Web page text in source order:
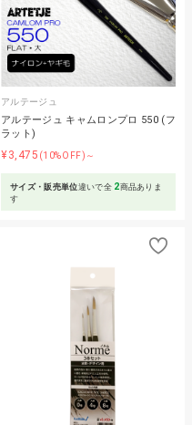
アルテージュ
アルテージュ キャムロンプロ 550 (フ
ラット)
¥3,475 (10%OFF)～
サイズ・販売単位違いで全 2商品ありま
す